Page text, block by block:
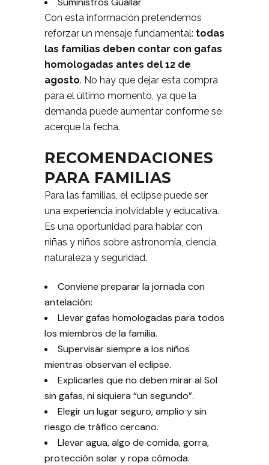
Con esta información pretendemos
reforzar un mensaje fundamental: todas
las familias deben contar con gafas
homologadas antes del 12 de
agosto. No hay que dejar esta compra
para el último momento, ya que la
demanda puede aumentar conforme se
acerque la fecha.
RECOMENDACIONES
PARA FAMILIAS
Para las familias, el eclipse puede ser
una experiencia inolvidable y educativa.
Es una oportunidad para hablar con
niñas y niños sobre astronomía, ciencia,
naturaleza y seguridad.
Conviene preparar la jornada con
antelación:
Llevar gafas homologadas para todos
los miembros de la familia.
Supervisar siempre a los niños
mientras observan el eclipse.
Explicarles que no deben mirar al Sol
sin gafas, ni siquiera “un segundo”.
Elegir un lugar seguro, amplio y sin
riesgo de tráfico cercano.
Llevar agua, algo de comida, gorra,
protección solar y ropa cómoda.